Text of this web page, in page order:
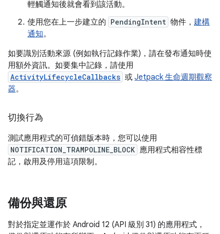
輕觸通知後就會看到該活動。
使用您在上一步建立的 PendingIntent 物件， 建構
通知。
如要識別活動來源 (例如執行記錄作業)，請在發布通知時使
用額外資訊。如要集中記錄，請使用
ActivityLifecycleCallbacks 或 Jetpack 生命週期觀察
器。
切換行為
測試應用程式的可偵錯版本時，您可以使用
NOTIFICATION_TRAMPOLINE_BLOCK 應用程式相容性標
記，啟用及停用這項限制。
備份與還原
對於指定並運作於 Android 12 (API 級別 31) 的應用程式，